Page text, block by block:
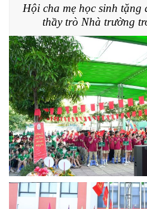
Hội cha mẹ học sinh tặng
thầy trò Nhà trường